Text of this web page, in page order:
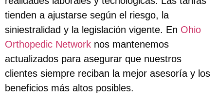
tienden a ajustarse según el riesgo, la
siniestralidad y la legislación vigente. En Ohio
Orthopedic Network nos mantenemos
actualizados para asegurar que nuestros
clientes siempre reciban la mejor asesoría y los
beneficios más altos posibles.